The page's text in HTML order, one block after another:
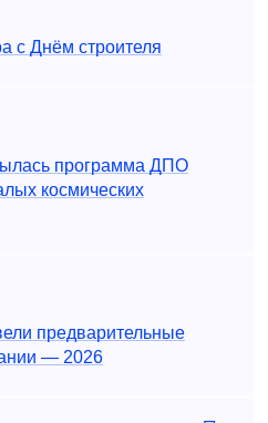
с Днём строителя
программа ДПО
космических
предварительные
— 2026